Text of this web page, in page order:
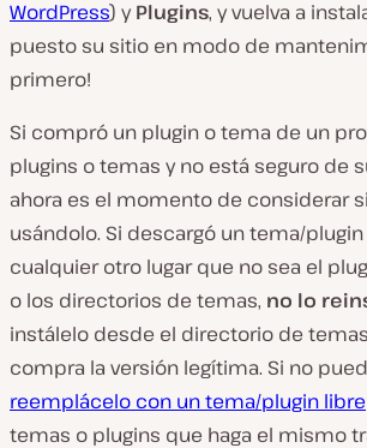
WordPress) yPlugins, y vuelva a
puesto su sitio en modo de
primero!
Si compró un plugin o tema de un
plugins o temas y no está seguro de
ahora es el momento de considerar
usándolo. Si descargó un tema/
cualquier otro lugar que no sea el
o los directorios de temas, no lo
instálelo desde el directorio de
compra la versión legítima. Si no
reemplácelo con un tema/plugin libre
temas o plugins que haga el mismo